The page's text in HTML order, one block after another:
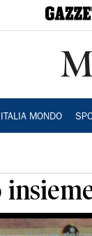
ITALIA MONDO